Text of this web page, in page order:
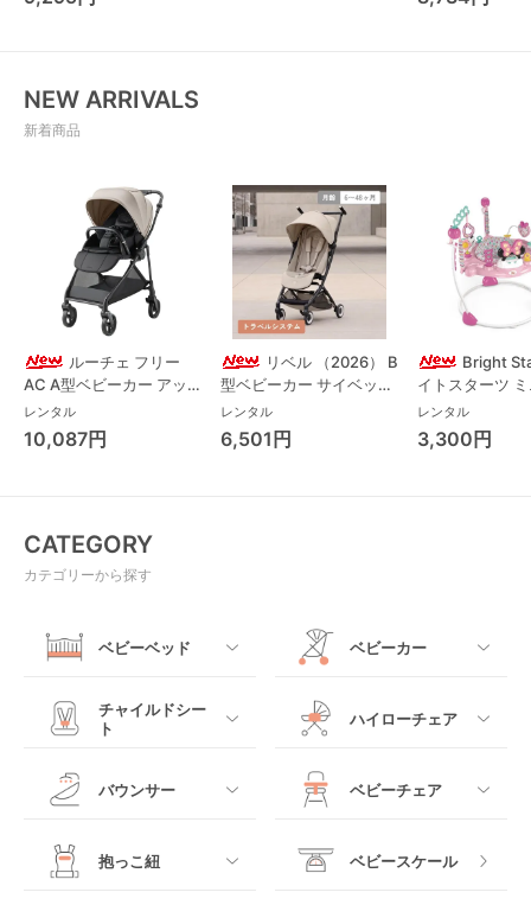
チェア・ベビー
NEW ARRIVALS
新着商品
ルーチェ フリー
AC A型ベビーカー アッ
プリカ(Aprica) A型ベビ
ーカー アップリカ
(Aprica)
レンタル
10,087円
リベル （2026） B
型ベビーカー サイベック
ス(cybex)
レンタル
6,501円
Bright
イトスターツ
ス フォーエバ
レンド ジャン
パルー キッズ
レンタル
3,300円
CATEGORY
カテゴリーから探す
ベビーベッド
すべて
レギュラーサイズベビ
ベッドインベッド
ベビーカー
すべて
チャイルドシー
ト
すべて
ハイローチェア
すべて
バウンサー
すべて
ベビーチェア
すべて
抱っこ紐 ベビースケール